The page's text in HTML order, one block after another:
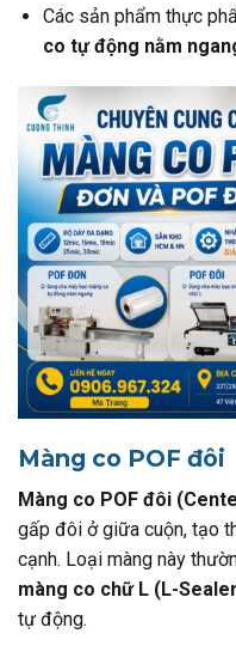
Các sản phẩm thực
co tự động nằm
Màng co POF đôi
Màng co POF đôi
gấp đôi ở giữa cuộn, tạo
cạnh. Loại màng này
màng co chữ L (L-
tự động.